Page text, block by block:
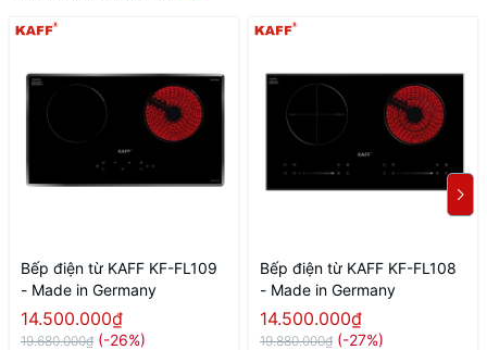
Bếp điện từ KAFF KF-FL109
- Made in Germany
14.500.000₫
19.680.000₫ (-26%)
Bếp điện từ KAFF KF-FL108
- Made in Germany
14.500.000₫
19.880.000₫ (-27%)